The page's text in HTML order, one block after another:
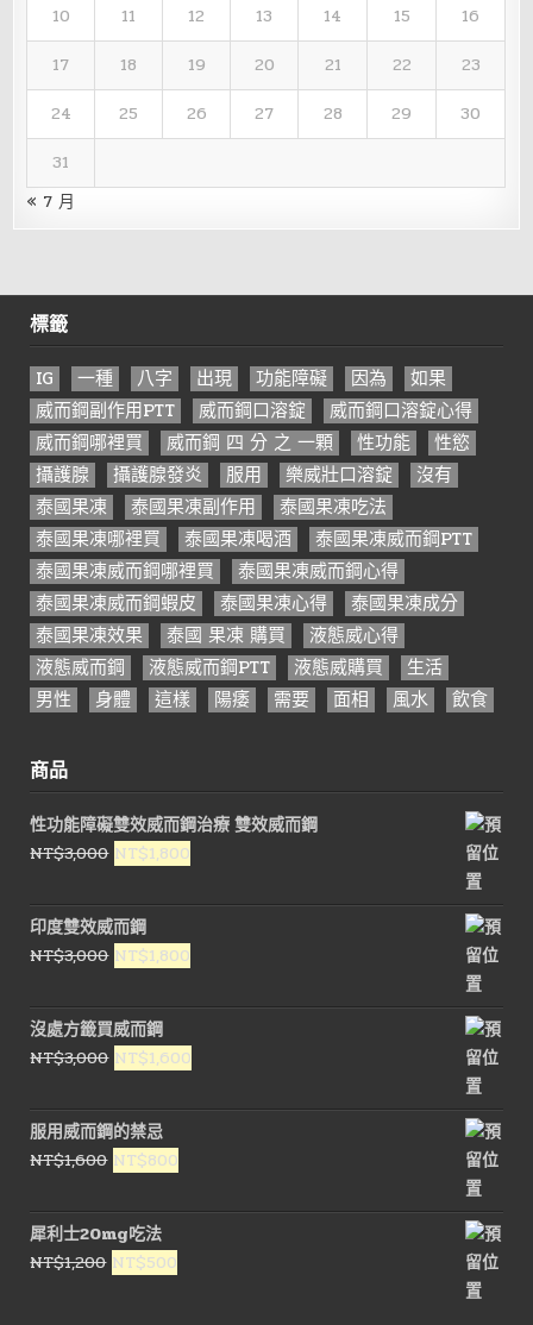
10
11 12 13 14 15
16
17
18 19 20 21 22
23
24
25 26 27 28 29
30
31
« 7 月
標籤
IG 一種 八字 出現 功能障礙 因為
如果
威而鋼副作用PTT
威而鋼口溶錠
威而鋼口溶錠心得
威而鋼哪裡買
威而鋼 四 分 之 一顆 性功能
性慾
攝護腺
攝護腺發炎 服用 樂威壯口溶錠
沒有
泰國果凍
泰國果凍副作用
泰國果凍吃法
泰國果凍哪裡買
泰國果凍喝酒
泰國果凍威而鋼PTT
泰國果凍威而鋼哪裡買
泰國果凍威而鋼心得
泰國果凍威而鋼蝦皮
泰國果凍心得
泰國果凍成分
泰國果凍效果
泰國 果凍 購買
液態威心得
液態威而鋼
液態威而鋼PTT 液態威購買
生活
男性
身體 這樣 陽痿 需要 面相 風水 飲食
商品
性功能障礙雙效威而鋼治療 雙效威而鋼
NT$3,000 原
價
格：
NT$3,000。
NT$1,800
價
格：
NT$1,800。
印度雙效威而鋼
NT$3,000 原
價
格：
NT$3,000。
NT$1,800
價
格：
NT$1,800。
沒處方籤買威而鋼
NT$3,000 原
價
格：
NT$3,000。
NT$1,600
價
服用威而鋼的禁忌
NT$1,600 原
價
格：
NT$1,600。
NT$800
價
犀利士20mg吃法
NT$1,200 原
NT$500